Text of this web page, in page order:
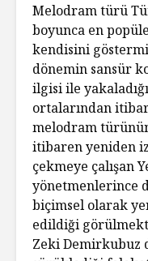
Melodram türü
boyunca en
kendisini
dönemin sansür
ilgisi ile
ortalarından
melodram
itibaren yeniden
çekmeye çalışan
yönetmenlerince
biçimsel olarak
edildiği
Zeki Demirkubuz